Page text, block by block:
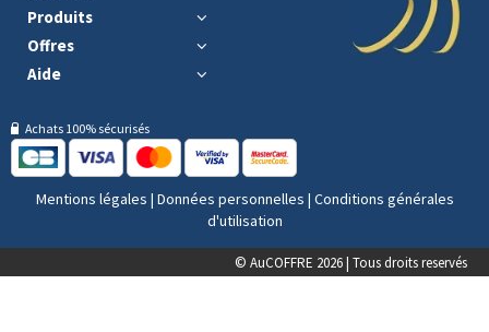
Produits
Offres
Aide
Achats 100% sécurisés
Mentions légales | Données personnelles | Conditions générales
d'utilisation
© AuCOFFRE 2026 | Tous droits reservés